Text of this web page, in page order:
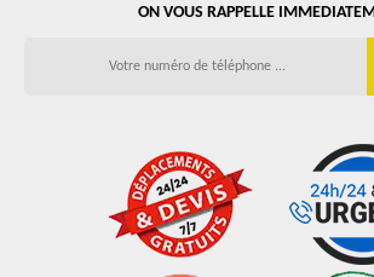
ON VOUS RAPPELLE